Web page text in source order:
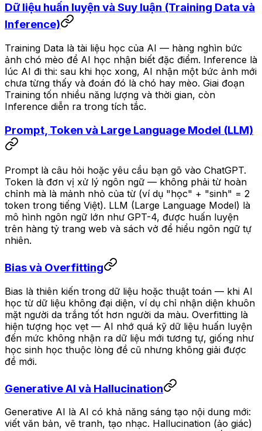
Dữ liệu huấn luyện và Suy luận (Training Data và
Inference)
Training Data là tài liệu học của AI — hàng nghìn bức
ảnh chó mèo để AI học nhận biết đặc điểm. Inference là
lúc AI đi thi: sau khi học xong, AI nhận một bức ảnh mới
chưa từng thấy và đoán đó là chó hay mèo. Giai đoạn
Training tốn nhiều năng lượng và thời gian, còn
Inference diễn ra trong tích tắc.
Prompt, Token và Large Language Model (LLM)
Prompt là câu hỏi hoặc yêu cầu bạn gõ vào ChatGPT.
Token là đơn vị xử lý ngôn ngữ — không phải từ hoàn
chỉnh mà là mảnh nhỏ của từ (ví dụ "học" + "sinh" = 2
token trong tiếng Việt). LLM (Large Language Model) là
mô hình ngôn ngữ lớn như GPT-4, được huấn luyện
trên hàng tỷ trang web và sách vở để hiểu ngôn ngữ tự
nhiên.
Bias và Overfitting
Bias là thiên kiến trong dữ liệu hoặc thuật toán — khi AI
học từ dữ liệu không đại diện, ví dụ chỉ nhận diện khuôn
mặt người da trắng tốt hơn người da màu. Overfitting là
hiện tượng học vẹt — AI nhớ quá kỹ dữ liệu huấn luyện
đến mức không nhận ra dữ liệu mới tương tự, giống như
học sinh học thuộc lòng đề cũ nhưng không giải được
đề mới.
Generative AI và Hallucination
Generative AI là AI có khả năng sáng tạo nội dung mới:
viết văn bản, vẽ tranh, tạo nhạc. Hallucination (ảo giác)